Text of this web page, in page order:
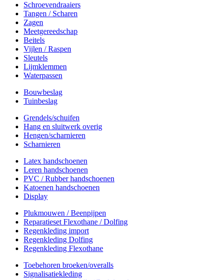
Schroevendraaiers
Tangen / Scharen
Zagen
Meetgereedschap
Beitels
Vijlen / Raspen
Sleutels
Lijmklemmen
Waterpassen
Bouwbeslag
Tuinbeslag
Grendels/schuifen
Hang en sluitwerk overig
Hengen/scharnieren
Scharnieren
Latex handschoenen
Leren handschoenen
PVC / Rubber handschoenen
Katoenen handschoenen
Display
Plukmouwen / Beenpijpen
Reparatieset Flexothane / Dolfing
Regenkleding import
Regenkleding Dolfing
Regenkleding Flexothane
Toebehoren broeken/overalls
Signalisatiekleding